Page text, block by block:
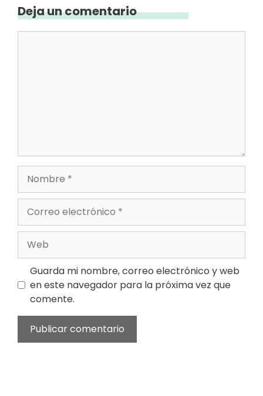
Deja un comentario
Nombre
electrónico
Guarda mi nombre, correo electrónico y web
en este navegador para la próxima vez que
comente.